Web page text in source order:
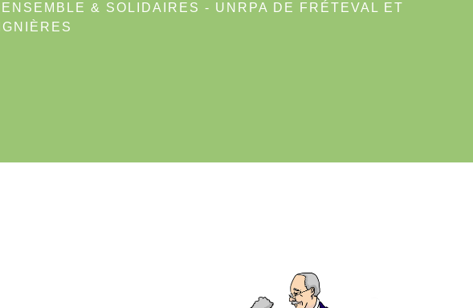
ENSEMBLE & SOLIDAIRES - UNRPA DE FRÉTEVAL ET